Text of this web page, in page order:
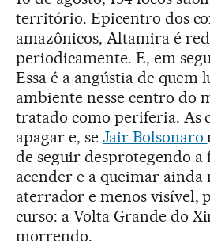
território. Epicentro dos
amazônicos, Altamira é
periodicamente. E, em
Essa é a angústia de quem
ambiente nesse centro do
tratado como periferia. As
apagar e, se Jair Bolsonaro
de seguir desprotegendo a
acender e a queimar ainda
aterrador e menos visível,
curso: a Volta Grande do
morrendo.